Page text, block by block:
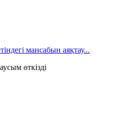
мансабын аяқтау...
өткізді